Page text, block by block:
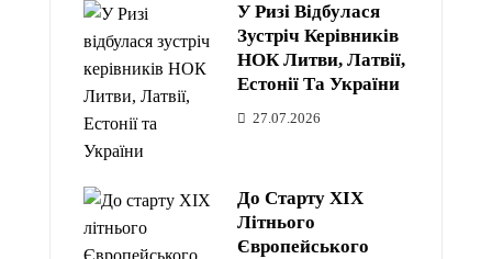
У Ризі Відбулася
Зустріч Керівників
НОК Литви, Латвії,
Естонії Та України
27.07.2026
До Старту XIX
Літнього
Європейського